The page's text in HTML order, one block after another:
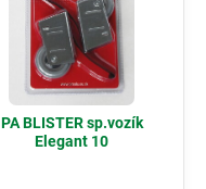
PA BLISTER sp.vozík
Elegant 10